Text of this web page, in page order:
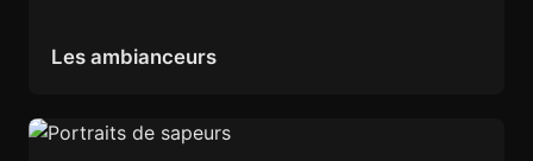
Les ambianceurs